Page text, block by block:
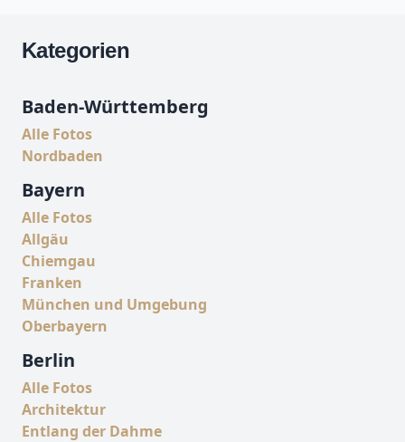
Kategorien
Baden-Württemberg
Alle Fotos
Nordbaden
Bayern
Alle Fotos
Allgäu
Chiemgau
Franken
München und Umgebung
Oberbayern
Berlin
Alle Fotos
Architektur
Entlang der Dahme